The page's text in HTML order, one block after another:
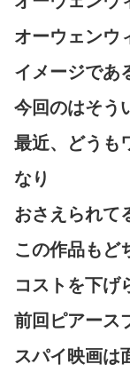
オーウェンウ
イメージであ
今回のはそう
最近、どうも
なり
おさえられて
この作品もど
コストを下げ
前回ピアース
スパイ映画は